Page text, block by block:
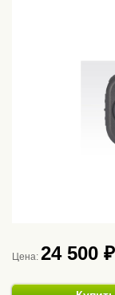
Цена: 24 500 ₽